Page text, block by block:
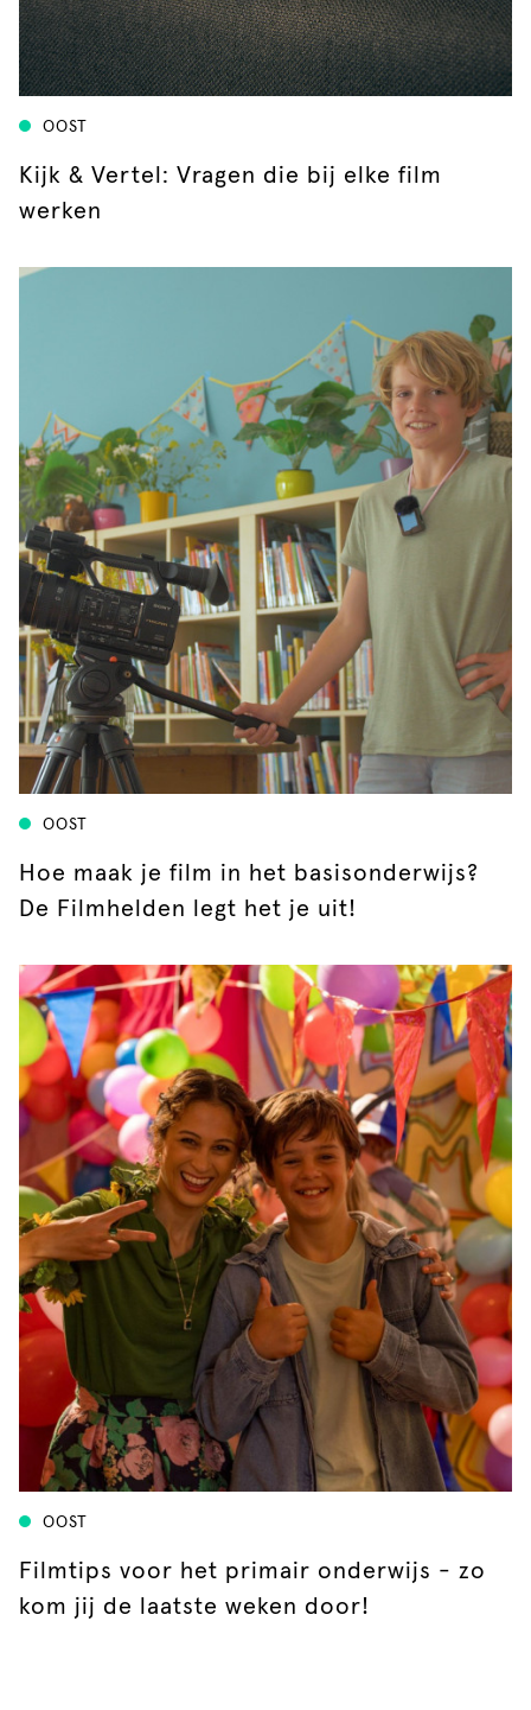
OOST
Kijk & Vertel: Vragen die bij elke film
werken
OOST
Hoe maak je film in het basisonderwijs?
De Filmhelden legt het je uit!
OOST
Filmtips voor het primair onderwijs - zo
kom jij de laatste weken door!